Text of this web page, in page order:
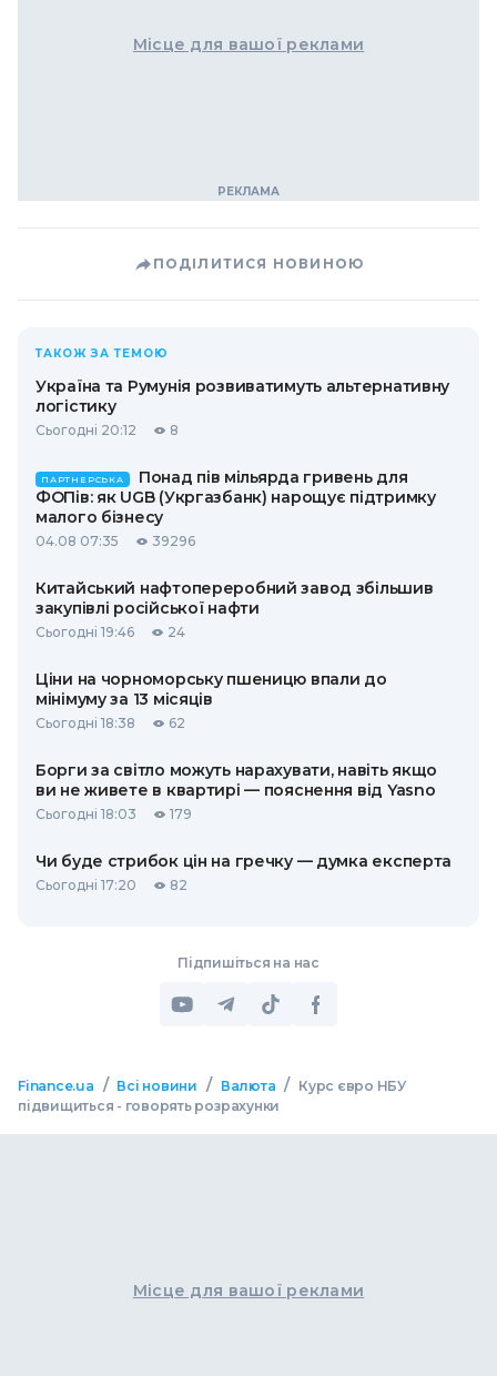
Місце для вашої реклами
ПОДІЛИТИСЯ НОВИНОЮ
ТАКОЖ ЗА ТЕМОЮ
Україна та Румунія розвиватимуть альтернативну
логістику
Сьогодні 20:12 8
ПАРТНЕРСЬКА
Понад пів мільярда гривень для
ФОПів: як UGB (Укргазбанк) нарощує підтримку
малого бізнесу
04.08 07:35 39296
Китайський нафтопереробний завод збільшив
закупівлі російської нафти
Сьогодні 19:46 24
Ціни на чорноморську пшеницю впали до
мінімуму за 13 місяців
Сьогодні 18:38 62
Борги за світло можуть нарахувати, навіть якщо
ви не живете в квартирі — пояснення від Yasno
Сьогодні 18:03 179
Чи буде стрибок цін на гречку — думка експерта
Сьогодні 17:20 82
Підпишіться на нас
Finance.ua / Всі новини / Валюта / Курс євро НБУ
підвищиться - говорять розрахунки
Місце для вашої реклами